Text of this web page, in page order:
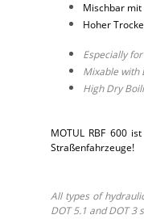
Mischbar mit
Hoher
Especially
Mixable with
High Dry
MOTUL RBF 600
Straßenfahrzeuge!
All types of
DOT 5.1 and DOT 3